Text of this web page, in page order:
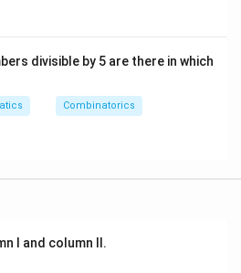
divisible by 5 are there in which
Combinatorics
I and column II.